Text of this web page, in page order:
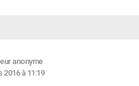
anonyme
2016 à 11:19